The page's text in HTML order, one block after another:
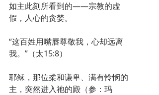
如主此刻所看到的——宗教的虚
假，人心的贪婪。
“这百姓用嘴唇尊敬我，心却远离
我。”（太15:8）
耶稣，那位柔和谦卑、满有怜悯的
主，突然进入祂的殿（参：玛